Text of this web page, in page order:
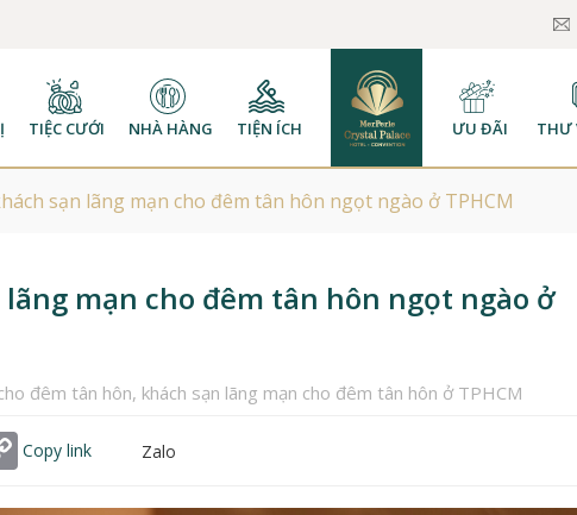
TIỆC CƯỚI NHÀ HÀNG TIỆN ÍCH ƯU ĐÃI THƯ
sạn lãng mạn cho đêm tân hôn ngọt ngào ở TPHCM
mạn cho đêm tân hôn ngọt ngào ở
đêm tân hôn, khách sạn lãng mạn cho đêm tân hôn ở TPHCM
Copy link Zalo